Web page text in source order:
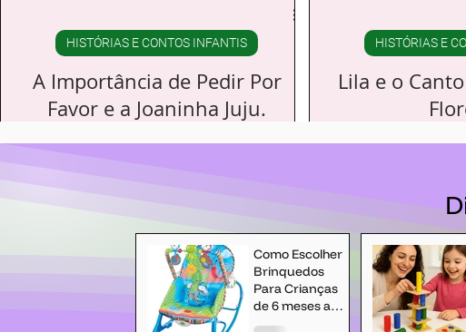
A Importância de Pedir Por
Favor e a Joaninha Juju.
Num lindo jardim ensolarado ☀️, vivia Juju,
flores.
HISTÓRIAS E CONTOS INFANTIS
Lila e o
Lila era uma coruja
tinham a cor suave
cresciam à beira do
seus olhos brilhavam
encontradas
HISTÓRIAS E
Como Escolher
Brinquedos
Para Crianças
de 6 meses a 2
anos?